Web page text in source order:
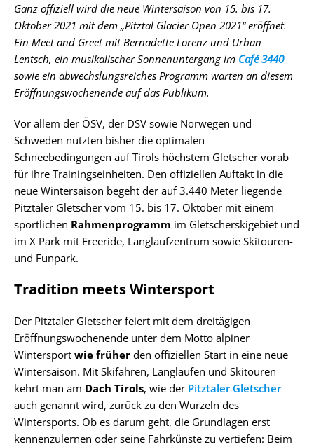
Ganz offiziell wird die neue Wintersaison von 15. bis 17.
Oktober 2021 mit dem „Pitztal Glacier Open 2021“ eröffnet.
Ein Meet and Greet mit Bernadette Lorenz und Urban
Lentsch, ein musikalischer Sonnenuntergang im Café 3440
sowie ein abwechslungsreiches Programm warten an diesem
Eröffnungswochenende auf das Publikum.
Vor allem der ÖSV, der DSV sowie Norwegen und
Schweden nutzten bisher die optimalen
Schneebedingungen auf Tirols höchstem Gletscher vorab
für ihre Trainingseinheiten. Den offiziellen Auftakt in die
neue Wintersaison begeht der auf 3.440 Meter liegende
Pitztaler Gletscher vom 15. bis 17. Oktober mit einem
sportlichen Rahmenprogramm im Gletscherskigebiet und
im X Park mit Freeride, Langlaufzentrum sowie Skitouren-
und Funpark.
Tradition meets Wintersport
Der Pitztaler Gletscher feiert mit dem dreitägigen
Eröffnungswochenende unter dem Motto alpiner
Wintersport wie früher den offiziellen Start in eine neue
Wintersaison. Mit Skifahren, Langlaufen und Skitouren
kehrt man am Dach Tirols, wie der Pitztaler Gletscher
auch genannt wird, zurück zu den Wurzeln des
Wintersports. Ob es darum geht, die Grundlagen erst
kennenzulernen oder seine Fahrkünste zu vertiefen: Beim